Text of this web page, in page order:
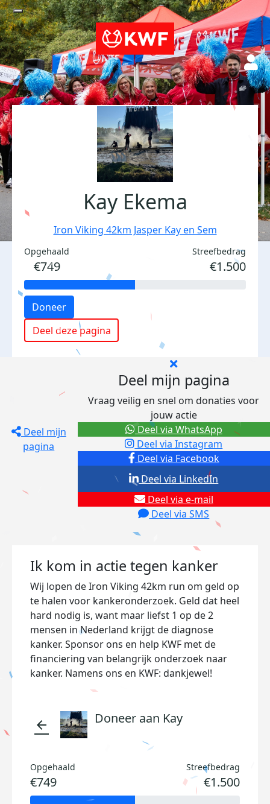
Kay Ekema
Iron Viking 42km Jasper Kay en Sem
Opgehaald
€749
Streefbedrag
€1.500
Doneer
Deel deze pagina
Deel mijn
pagina
Deel mijn pagina
Vraag veilig en snel om donaties voor
jouw actie
Deel via Facebook
Deel via Instagram
Deel via e-mail
Deel via SMS
Deel via LinkedIn
Deel via WhatsApp
Ik kom in actie tegen kanker
Wij lopen de Iron Viking 42km run om geld op
te halen voor kankeronderzoek. Geld dat heel
hard nodig is, want maar liefst 1 op de 2
mensen in Nederland krijgt de diagnose
kanker. Sponsor ons en help KWF met de
financiering van belangrijk onderzoek naar
kanker. Namens ons en KWF: dankjewel!
arrow_back Doneer aan Kay
Opgehaald
€749
Streefbedrag
€1.500